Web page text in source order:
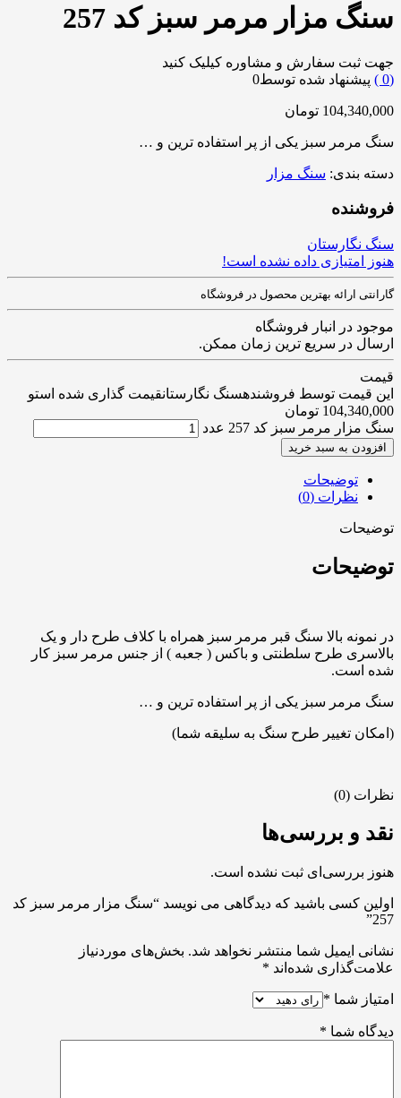
سنگ مزار مرمر سبز کد 257
جهت ثبت سفارش و مشاوره کیلیک کنید
0
) پیشنهاد شده توسط0
104,340,000 تومان
سنگ مرمر سبز یکی از پر استفاده ترین و …
دسته بندی: سنگ مزار
فروشنده
سنگ نگارستان
هنوز امتیازی داده نشده است!
گارانتی ارائه بهترین محصول در فروشگاه
موجود در انبار فروشگاه
ارسال در سریع ترین زمان ممکن.
قیمت
این قیمت توسط فروشندهسنگ نگارستانقیمت گذاری شده استو
104,340,000 تومان
سنگ مزار مرمر سبز کد 257 عدد
افزودن به سبد خرید
توضیحات
نظرات (0)
توضیحات
توضیحات
در نمونه بالا سنگ قبر مرمر سبز همراه با کلاف طرح دار و یک
بالاسری طرح سلطنتی و باکس ( جعبه ) از جنس مرمر سبز کار
شده است.
سنگ مرمر سبز یکی از پر استفاده ترین و …
(امکان تغییر طرح سنگ به سلیقه شما)
نظرات (0)
نقد و بررسی‌ها
هنوز بررسی‌ای ثبت نشده است.
اولین کسی باشید که دیدگاهی می نویسد “سنگ مزار مرمر سبز کد
257”
نشانی ایمیل شما منتشر نخواهد شد. بخش‌های موردنیاز
علامت‌گذاری شده‌اند *
امتیاز شما *
دیدگاه شما *